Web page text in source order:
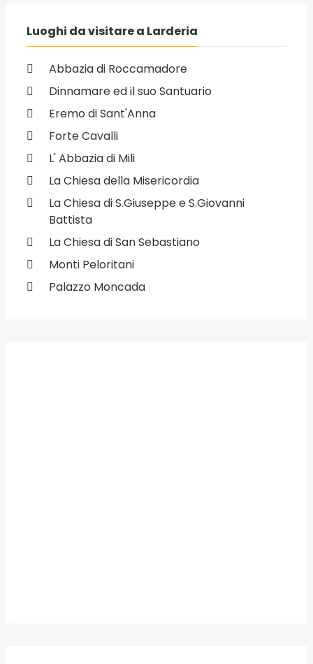
Luoghi da visitare a Larderia
Abbazia di Roccamadore
Dinnamare ed il suo Santuario
Eremo di Sant'Anna
Forte Cavalli
L' Abbazia di Mili
La Chiesa della Misericordia
La Chiesa di S.Giuseppe e S.Giovanni
Battista
La Chiesa di San Sebastiano
Monti Peloritani
Palazzo Moncada